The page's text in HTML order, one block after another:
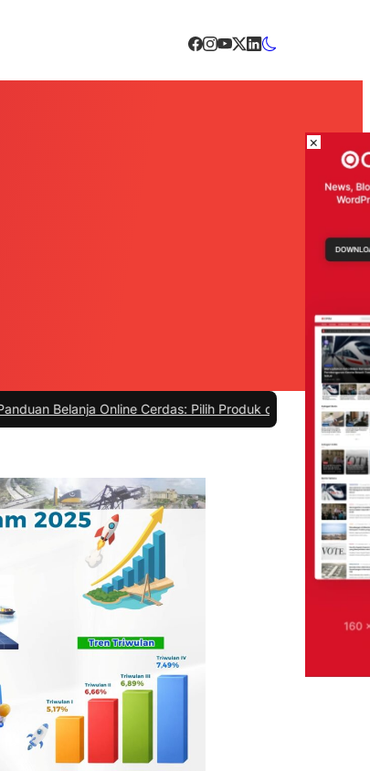
Cerdas: Pilih Produk dengan Bijak dan Hindari
×